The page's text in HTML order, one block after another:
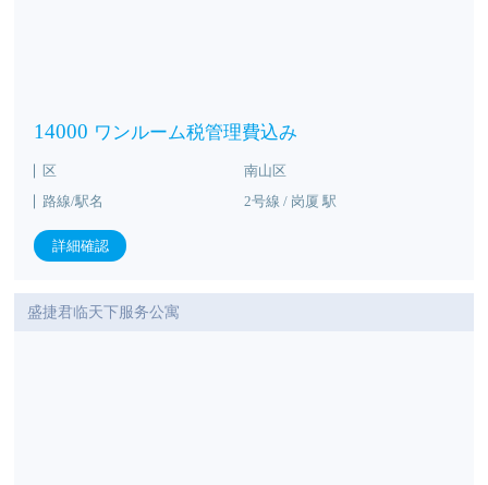
14000 ワンルーム税管理費込み
区
南山区
路線/駅名
2号線 / 岗厦 駅
詳細確認
盛捷君临天下服务公寓